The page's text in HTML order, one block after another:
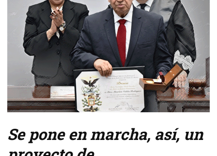
Se pone en marcha, así, un